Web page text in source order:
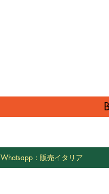
Whatsapp：販売イタリア